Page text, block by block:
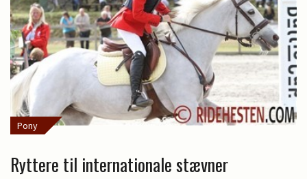
Pony
Ryttere til internationale stævner